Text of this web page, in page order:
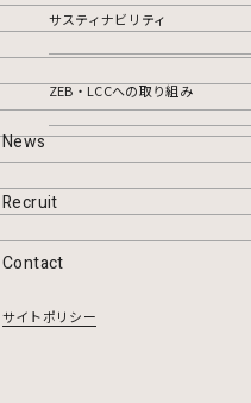
サスティナビリティ
ZEB・LCCへの取り組み
News
Recruit
Contact
サイトポリシー